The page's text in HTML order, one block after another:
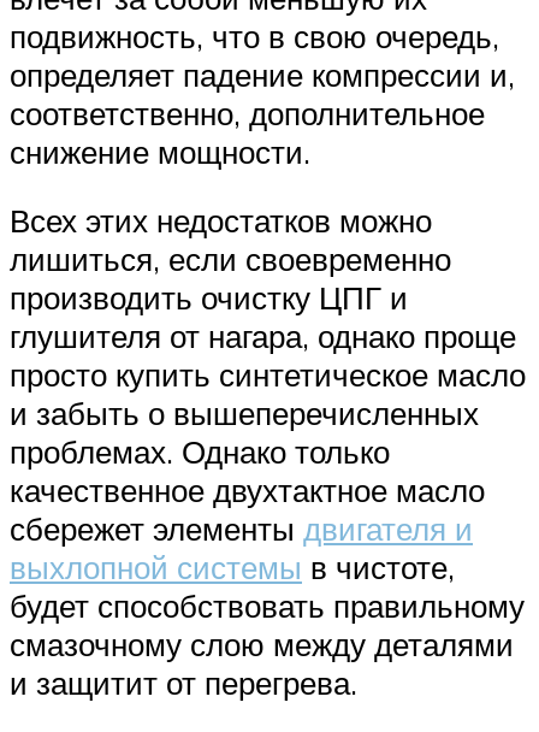
подвижность, что в свою очередь,
определяет падение компрессии и,
соответственно, дополнительное
снижение мощности.
Всех этих недостатков можно
лишиться, если своевременно
производить очистку ЦПГ и
глушителя от нагара, однако проще
просто купить синтетическое масло
и забыть о вышеперечисленных
проблемах. Однако только
качественное двухтактное масло
сбережет элементы двигателя и
выхлопной системы в чистоте,
будет способствовать правильному
смазочному слою между деталями
и защитит от перегрева.